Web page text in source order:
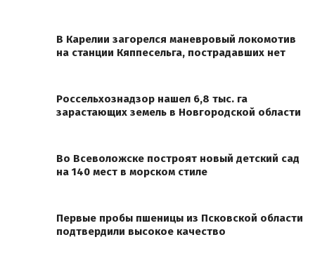
В Карелии загорелся маневровый локомотив
на станции Кяппесельга, пострадавших нет
Россельхознадзор нашел 6,8 тыс. га
зарастающих земель в Новгородской области
Во Всеволожске построят новый детский сад
на 140 мест в морском стиле
Первые пробы пшеницы из Псковской области
подтвердили высокое качество